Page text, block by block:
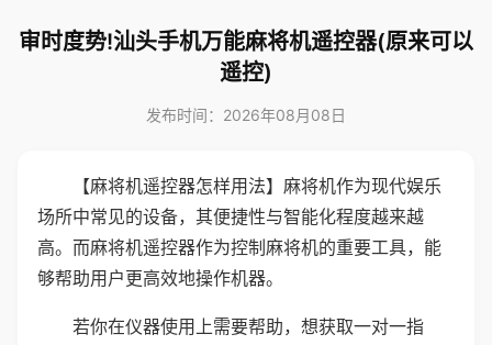
审时度势!汕头手机万能麻将机遥控器(原来可以
遥控)
发布时间：2026年08月08日
【麻将机遥控器怎样用法】麻将机作为现代娱乐
场所中常见的设备，其便捷性与智能化程度越来越
高。而麻将机遥控器作为控制麻将机的重要工具，能
够帮助用户更高效地操作机器。
若你在仪器使用上需要帮助，想获取一对一指